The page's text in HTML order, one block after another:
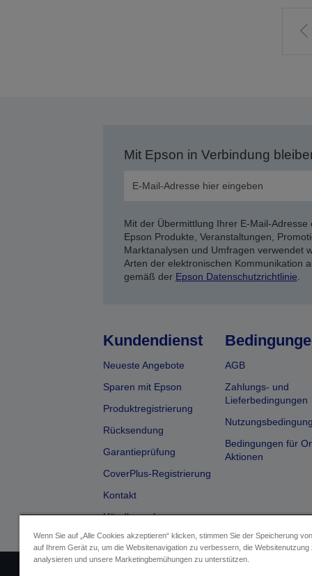
Mit Epson in Verbindung
Mit der Übermittlung Ihrer E-Mail-
Epson Produkte, Veranstaltungen,
Marktanalysen und Umfragen verwendet
Arten der elektronischen Kommunikation
gemäß der Epson Datenschutzrichtlinie
Kundendienst
Neueste Angebote
Sparen mit Epson
Produktregistrierung
Rücksendung
Garantieprüfung
CoverPlus-Registrierung
Kontakt
Händlersuche
AGB
Zahlungs- und
Lieferbedingungen
Bedingungen für
Aktionen
Wenn Sie auf „Alle Cookies akzeptieren“ klicken, stimmen Sie der Speicherung
auf Ihrem Gerät zu, um die Websitenavigation zu verbessern, die Websitenutzung
analysieren und unsere Marketingbemühungen zu unterstützen.